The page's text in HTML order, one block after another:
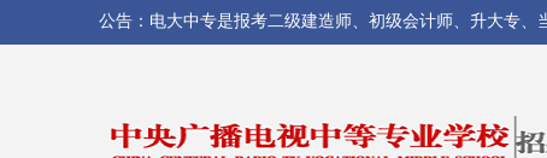
公告：电大中专是报考二级建造师、初级会计师、升大专